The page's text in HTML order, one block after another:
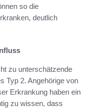
so die
deutlich
zu unterschätzende
Typ 2. Angehörige von
Erkrankung haben ein
zu wissen, dass